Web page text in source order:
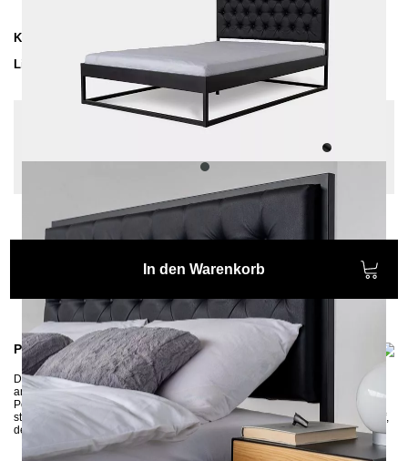
Kollektion
Lieferzeit
4-5 Wochen | vsl. 4. Sep - 11. Sep
Schwarz - Struktur, Farben:
Anthrazit
In den Warenkorb
Produktinformationen
Das moderne Metallbett EKON wird aus Profilen 3x3 cm gefertigt und
anschließend umweltschonend pulverbeschichtet. Dank hohem Kopfteil mit
Polsterung lädt es zu entspannten Lesestunden. Das Kopfteil besteht aus
stabiler MDF-Platte und einer Polsterung aus hochelastischem Schaumstoff,
der eine komfortable Stütze für den Rücken bietet.